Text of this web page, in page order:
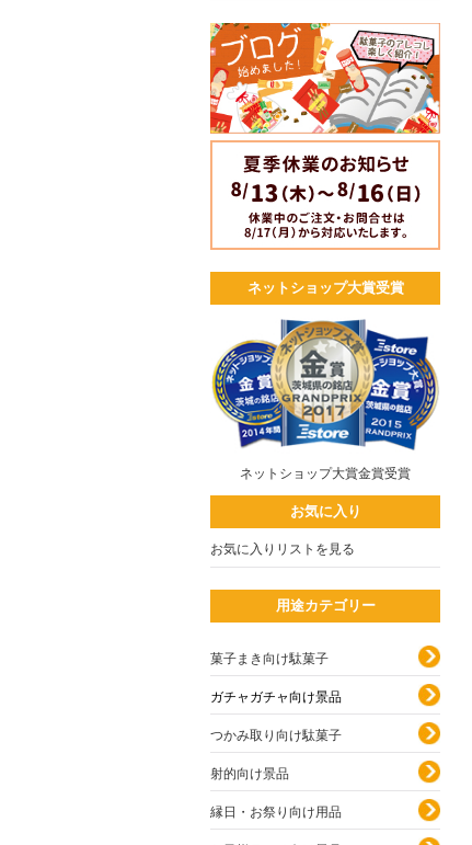
ネットショップ大賞受賞
ネットショップ大賞金賞受賞
お気に入り
お気に入りリストを見る
用途カテゴリー
菓子まき向け駄菓子
ガチャガチャ向け景品
つかみ取り向け駄菓子
射的向け景品
縁日・お祭り向け用品